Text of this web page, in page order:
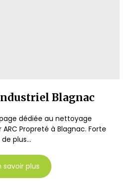
Blagnac
dédiée au nettoyage
Propreté à Blagnac. Forte
de plus...
savoir plus